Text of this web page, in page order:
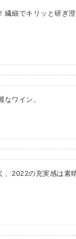
繊細でキリッと研ぎ
なワイン。
2022の充実感は素